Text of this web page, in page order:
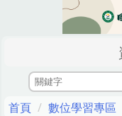
區
首頁 數位學習專區